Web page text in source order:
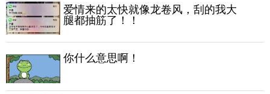
爱情来的太快就像龙卷风，刮的我大
腿都抽筋了！！
你什么意思啊！